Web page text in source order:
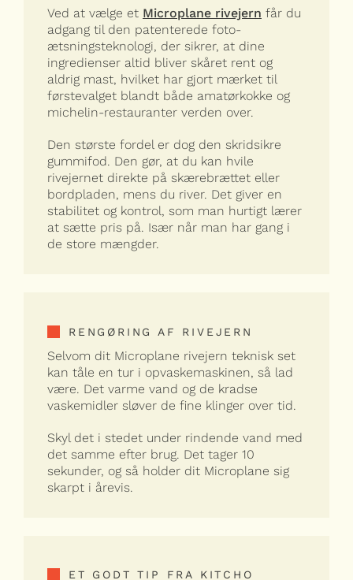
Ved at vælge et Microplane rivejern får du
adgang til den patenterede foto-
ætsningsteknologi, der sikrer, at dine
ingredienser altid bliver skåret rent og
aldrig mast, hvilket har gjort mærket til
førstevalget blandt både amatørkokke og
michelin-restauranter verden over.
Den største fordel er dog den skridsikre
gummifod. Den gør, at du kan hvile
rivejernet direkte på skærebrættet eller
bordpladen, mens du river. Det giver en
stabilitet og kontrol, som man hurtigt lærer
at sætte pris på. Især når man har gang i
de store mængder.
RENGØRING AF RIVEJERN
Selvom dit Microplane rivejern teknisk set
kan tåle en tur i opvaskemaskinen, så lad
være. Det varme vand og de kradse
vaskemidler sløver de fine klinger over tid.
Skyl det i stedet under rindende vand med
det samme efter brug. Det tager 10
sekunder, og så holder dit Microplane sig
skarpt i årevis.
ET GODT TIP FRA KITCHO